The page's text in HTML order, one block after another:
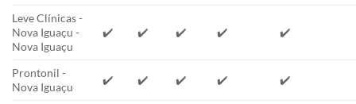
Leve Clínicas -
Nova Iguaçu -
Nova Iguaçu
✔️ ✔️ ✔️ ✔️ ✔️
Prontonil -
Nova Iguaçu
✔️ ✔️ ✔️ ✔️ ✔️